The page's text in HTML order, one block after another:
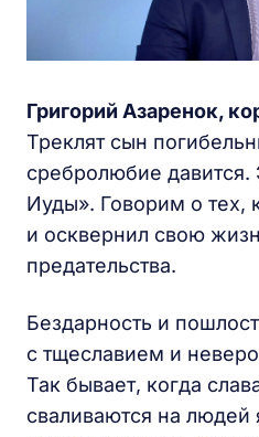
Григорий Азаренок,
Треклят сын
сребролюбие
Иуды». Говорим о тех,
и осквернил свою
предательства.
Бездарность и
с тщеславием и
Так бывает, когда
сваливаются на людей